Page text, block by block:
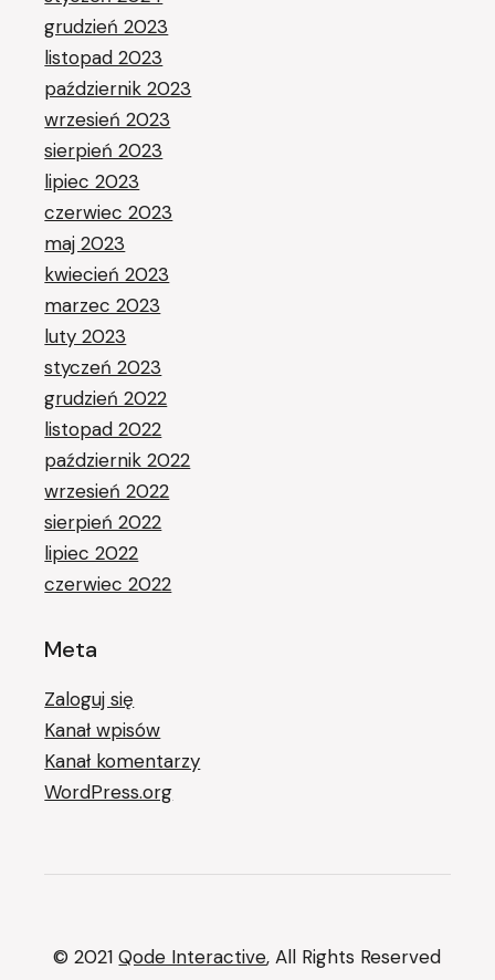
grudzień 2023
listopad 2023
październik 2023
wrzesień 2023
sierpień 2023
lipiec 2023
czerwiec 2023
maj 2023
kwiecień 2023
marzec 2023
luty 2023
styczeń 2023
grudzień 2022
listopad 2022
październik 2022
wrzesień 2022
sierpień 2022
lipiec 2022
czerwiec 2022
Meta
Zaloguj się
Kanał wpisów
Kanał komentarzy
WordPress.org
© 2021Qode Interactive, All Rights Reserved